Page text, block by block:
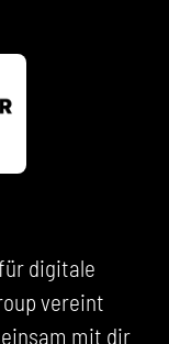
digitale
vereint
mit dir